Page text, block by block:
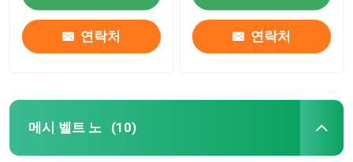
연락처 연락처
메시 벨트 노 (10)